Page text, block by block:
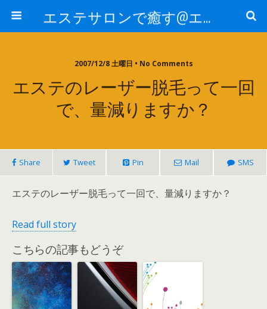
エステサロンで癒す@エステ～全国エステ情報
2007/12/8 土曜日 • No Comments
エステのレーザー脱毛って一回
で、量減りますか？
Share Tweet Pin Mail SMS
エステのレーザー脱毛って一回で、量減りますか？
Read full story
こちらの記事もどうぞ